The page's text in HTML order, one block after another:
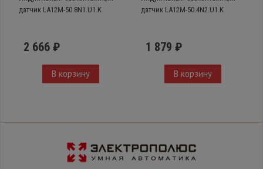
датчик LA12M-50.8N1.U1.K
2 666 ₽
В корзину
датчик LA12M-50.4N2.U1.K
1 879 ₽
В корзину